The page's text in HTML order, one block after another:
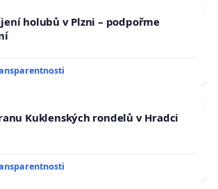
holubů v Plzni – podpořme
Kuklenských rondelů v Hradci